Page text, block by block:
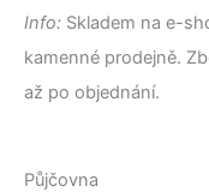
Info: Skladem na e-
kamenné prodejně.
až po objednání.
Půjčovna